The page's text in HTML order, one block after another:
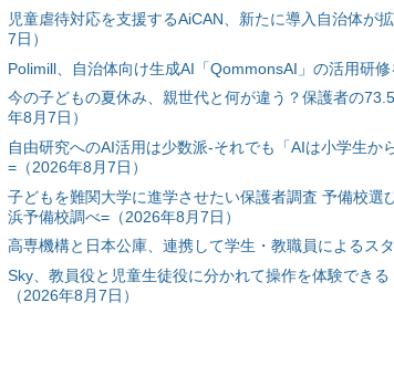
児童虐待対応を支援するAiCAN、新たに導入自治体が
7日）
Polimill、自治体向け生成AI「QommonsAI」の活用研
今の子どもの夏休み、親世代と何が違う？保護者の
年8月7日）
自由研究へのAI活用は少数派-それでも「AIは小学生か
=（2026年8月7日）
子どもを難関大学に進学させたい保護者調査 予備校選
浜予備校調べ=（2026年8月7日）
高専機構と日本公庫、連携して学生・教職員によるス
Sky、教員役と児童生徒役に分かれて操作を体験でき
（2026年8月7日）